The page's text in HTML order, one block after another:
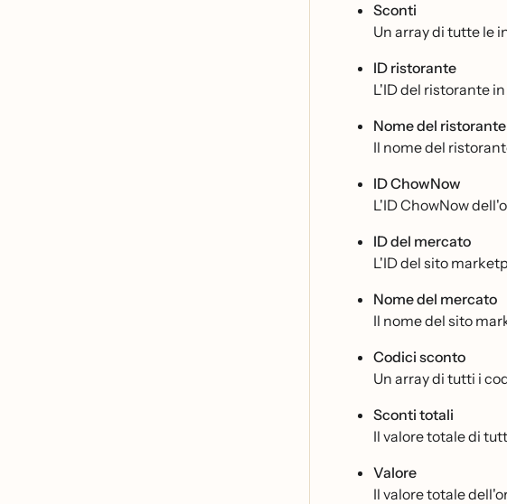
Sconti
Un array di tutte le
ID ristorante
L'ID del ristorante
Nome del ristorante
Il nome del
ID ChowNow
L'ID ChowNow
ID del mercato
L'ID del sito
Nome del mercato
Il nome del sito
Codici sconto
Un array di tutti i
Sconti totali
Il valore totale di
Valore
Il valore totale